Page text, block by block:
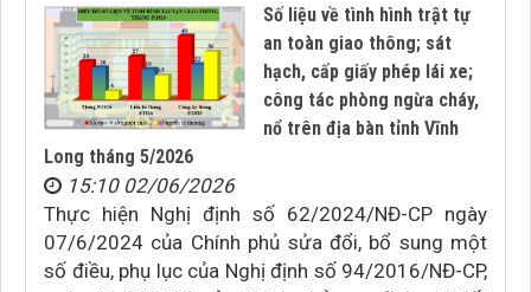
Số liệu về tình hình trật tự
an toàn giao thông; sát
hạch, cấp giấy phép lái xe;
công tác phòng ngừa cháy,
nổ trên địa bàn tỉnh Vĩnh
Long tháng 5/2026
15:10 02/06/2026
Thực hiện Nghị định số 62/2024/NĐ-CP ngày
07/6/2024 của Chính phủ sửa đổi, bổ sung một
số điều, phụ lục của Nghị định số 94/2016/NĐ-CP,